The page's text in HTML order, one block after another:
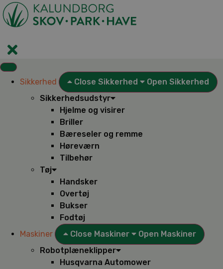
Videre
til
indhold
Sikkerhed Close Sikkerhed
Open Sikkerhed
Sikkerhedsudstyr
Hjelme og visirer
Briller
Bæreseler og remme
Høreværn
Tilbehør
Tøj
Handsker
Overtøj
Bukser
Fodtøj
Maskiner
Close Maskiner
Open Maskiner
Robotplæneklipper
Husqvarna Automower